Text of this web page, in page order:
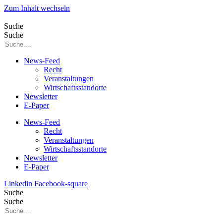
Zum Inhalt wechseln
Suche
Suche
News-Feed
Recht
Veranstaltungen
Wirtschaftsstandorte
Newsletter
E-Paper
News-Feed
Recht
Veranstaltungen
Wirtschaftsstandorte
Newsletter
E-Paper
Linkedin Facebook-square
Suche
Suche